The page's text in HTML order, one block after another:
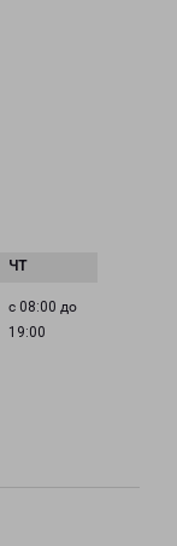
с 08:00 до
19:00